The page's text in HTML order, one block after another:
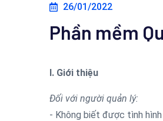
26/01/2022
Phần mềm
I. Giới thiệu
Đối với người quản lý:
- Không biết được tình